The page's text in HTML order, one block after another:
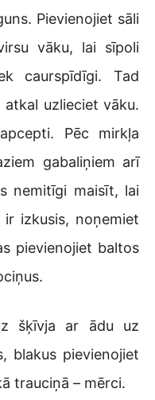
Pievienojiet sāli
vāku, lai sīpoli
caurspīdīgi. Tad
uzlieciet vāku.
Pēc mirkļa
gabaliņiem arī
nemitīgi maisīt, lai
izkusis, noņemiet
pievienojiet baltos
šķīvja ar ādu uz
blakus pievienojiet
trauciņā – mērci.